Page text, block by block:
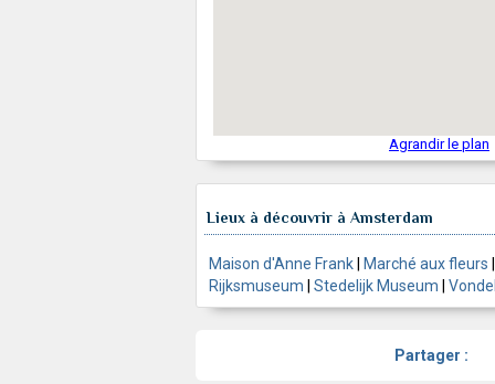
Agrandir le plan
Lieux à découvrir à Amsterdam
Maison d'Anne Frank Marché aux fleurs
Rijksmuseum
Stedelijk Museum
Partager :